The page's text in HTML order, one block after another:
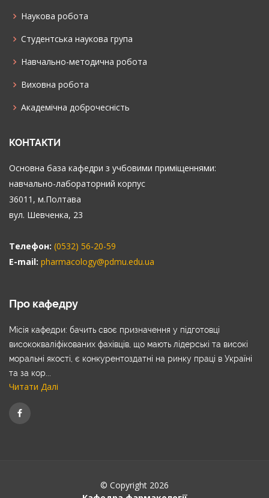
Наукова робота
Cтудентська наукова група
Навчально-методична робота
Виховна робота
Академічна доброчесність
КОНТАКТИ
Основна база кафедри з учбовими приміщеннями:
навчально-лабораторний корпус
36011, м.Полтава
вул. Шевченка, 23
Телефон: (0532) 56-20-59
E-mail: pharmacology@pdmu.edu.ua
Про кафедру
Місія кафедри: бачить своє призначення у підготовці
висококваліфікованих фахівців, що мають лідерські та високі
моральні якості, є конкурентоздатні на ринку праці в Україні
та за кор...
Читати Далі
© Copyright 2026